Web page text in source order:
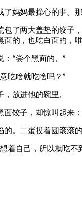
妈最操心的事。那
两大盖垫的饺子，
的，也吃白面的，
： “尝个黑面的。 ”
吃啥就吃啥吗？ ”
放进他的碗里。
饺子，却惊叫起来：
二蛋摸着圆滚滚的
着自己，所以就吃不